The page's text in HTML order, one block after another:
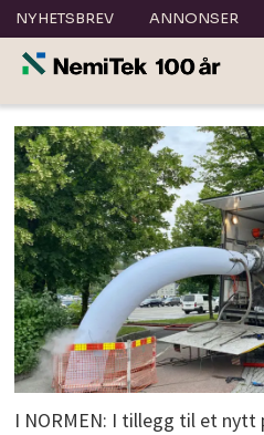
NYHETSBREV ANNONSER
I NORMEN: I tillegg til et